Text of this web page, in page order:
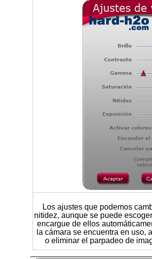
Los ajustes que podemos
nitidez, aunque se puede
encargue de ellos
la cámara se encuentra en uso,
o eliminar el parpadeo de